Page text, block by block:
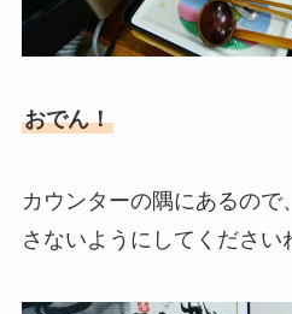
おでん！
カウンターの隅にあるので
さないようにしてください